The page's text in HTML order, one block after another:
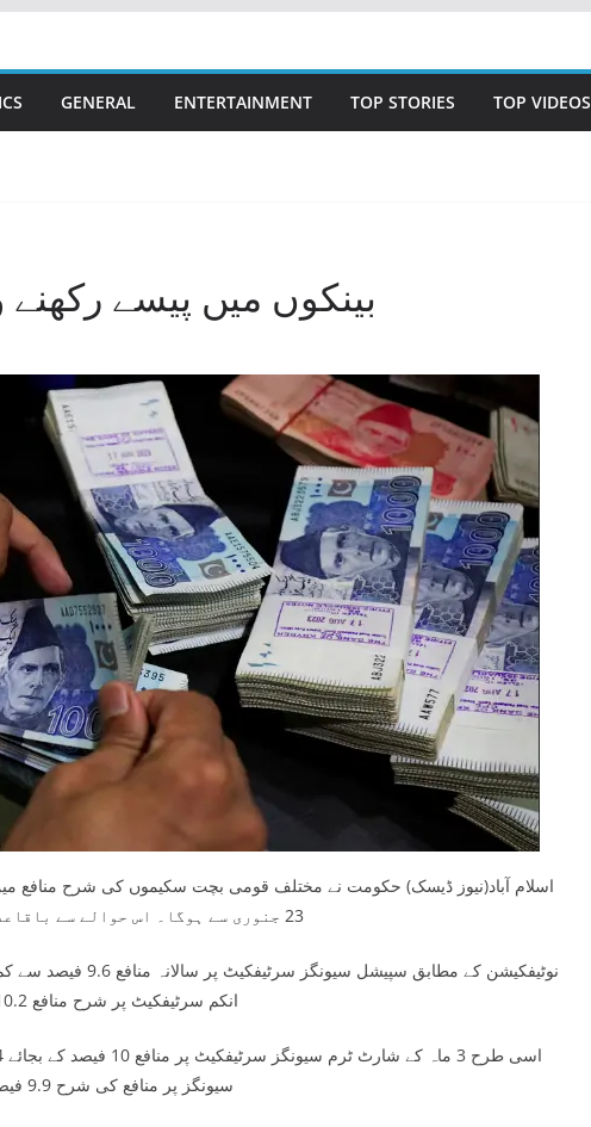
GENERAL ENTERTAINMENT TOP STORIES TOP VIDEOS
بینکوں میں پیسے رکھنے
اسلام آباد(نیوز ڈیسک) حکومت نے مختلف قومی بچت سکیموں کی شرح منافع
23 جنوری سے ہوگا۔ اس حوالے سے باقاعدہ نوٹیفکیشن بھی جاری کر دیا گیا ہے۔
انکم سرٹیفکیٹ پر شرح منافع 10.2 فیصد سے گھٹ کر 9.96 فیصد ہو گئی ہے۔
سیونگز پر منافع کی شرح 9.9 فیصد سے کم ہو کر 9.58 فیصد کر دی گئی ہے۔